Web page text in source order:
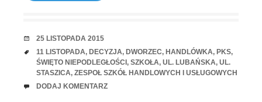
RANDKA
25 LISTOPADA 2015
TAGI
11 LISTOPADA, DECYZJA, DWORZEC, HANDLÓWKA, PKS,
ŚWIĘTO NIEPODLEGŁOŚCI , SZKOŁA, UL. LUBAŃSKA, UL.
STASZICA, ZESPOŁ SZKÓŁ HANDLOWYCH I USŁUGOWYCH
UWAGI
DODAJ KOMENTARZ